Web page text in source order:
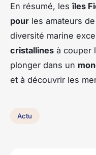
En résumé, lesîles
pour les amateurs
diversité marine
cristallines à couper
plonger dans un
et à découvrir les
Actu